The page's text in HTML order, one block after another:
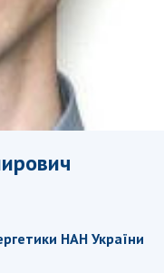
України
НАН України